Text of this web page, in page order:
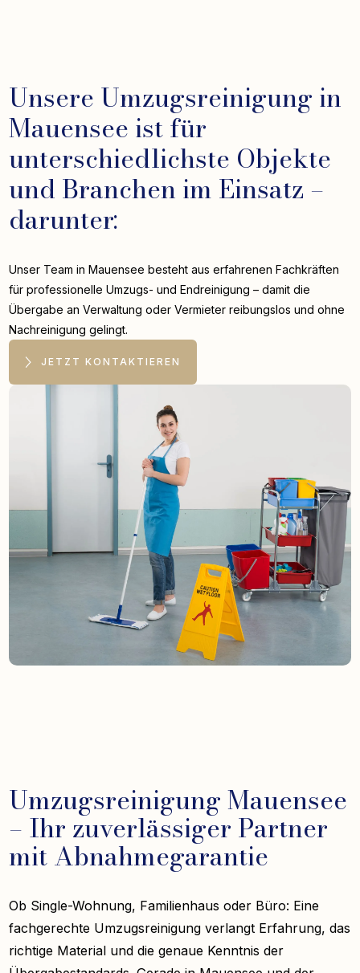
Unsere Umzugsreinigung in
Mauensee ist für
unterschiedlichste Objekte
und Branchen im Einsatz –
darunter:
Unser Team in Mauensee besteht aus erfahrenen Fachkräften
für professionelle Umzugs- und Endreinigung – damit die
Übergabe an Verwaltung oder Vermieter reibungslos und ohne
Nachreinigung gelingt.
JETZT KONTAKTIEREN
Umzugsreinigung Mauensee
– Ihr zuverlässiger Partner
mit Abnahmegarantie
Ob Single-Wohnung, Familienhaus oder Büro: Eine
fachgerechte Umzugsreinigung verlangt Erfahrung, das
richtige Material und die genaue Kenntnis der